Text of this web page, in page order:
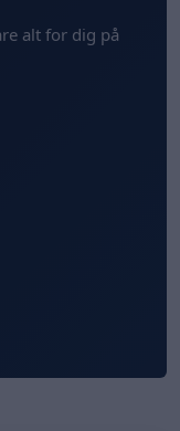
alt for dig på